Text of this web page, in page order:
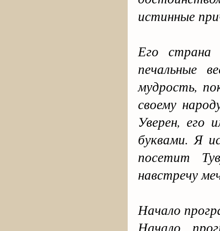
истинные
Его страна
печальные
мудрость,
своему
Уверен, его
буквами. Я
посетит
навстречу
Начало
Начало